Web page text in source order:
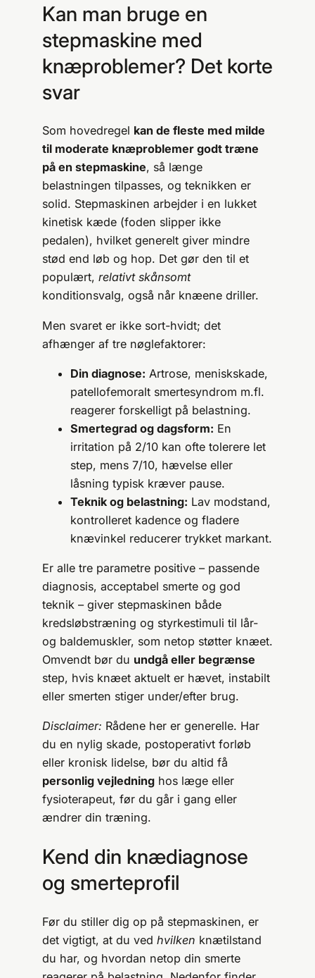
Kan man bruge en
stepmaskine med
knæproblemer? Det korte
svar
Som hovedregel kan de fleste med milde
til moderate knæproblemer godt træne
på en stepmaskine, så længe
belastningen tilpasses, og teknikken er
solid. Step­maskinen arbejder i en lukket
kinetisk kæde (foden slipper ikke
pedalen), hvilket generelt giver mindre
stød end løb og hop. Det gør den til et
populært, relativt skånsomt
konditionsvalg, også når knæene driller.
Men svaret er ikke sort-hvidt; det
afhænger af tre nøglefaktorer:
Din diagnose: Artrose, menisk­skade,
patellofemoralt smertesyndrom m.fl.
reagerer forskelligt på belastning.
Smertegrad og dagsform: En
irritation på 2/10 kan ofte tolerere let
step, mens 7/10, hævelse eller
låsning typisk kræver pause.
Teknik og belastning: Lav modstand,
kontrolleret kadence og fladere
knævinkel reducerer trykket markant.
Er alle tre parametre positive – passende
diagnosis, acceptabel smerte og god
teknik – giver stepmaskinen både
kredsløbs­træning og styrkestimuli til lår-
og baldemuskler, som netop støtter knæet.
Omvendt bør du undgå eller begrænse
step, hvis knæet aktuelt er hævet, instabilt
eller smerten stiger under/efter brug.
Disclaimer: Rådene her er generelle. Har
du en nylig skade, postoperativt forløb
eller kronisk lidelse, bør du altid få
personlig vejledning hos læge eller
fysioterapeut, før du går i gang eller
ændrer din træning.
Kend din knædiagnose
og smerteprofil
Før du stiller dig op på stepmaskinen, er
det vigtigt, at du ved hvilken knætilstand
du har, og hvordan netop din smerte